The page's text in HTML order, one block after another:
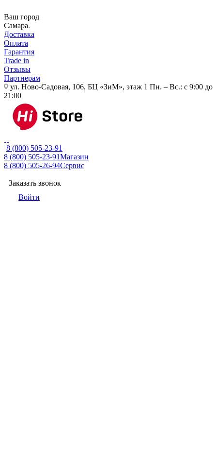
Ваш город
Самара
Доставка
Оплата
Гарантия
Trade in
Отзывы
Партнерам
ул. Ново-Садовая, 106, БЦ «ЗиМ», этаж 1 Пн. – Вс.: с 9:00 до
21:00
8 (800) 505-23-91
8 (800) 505-23-91Магазин
8 (800) 505-26-94Сервис
Заказать звонок
Войти